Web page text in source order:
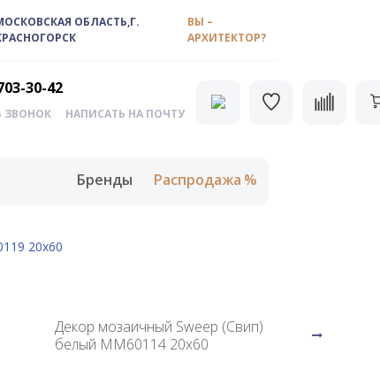
ОБЛАСТЬ,Г.
ВЫ –
АРХИТЕКТОР?
30-42
ЗВОНОК НАПИСАТЬ НА ПОЧТУ
Бренды Распродажа
20х60
Декор мозаичный Sweep (Свип)
белый MM60114 20х60